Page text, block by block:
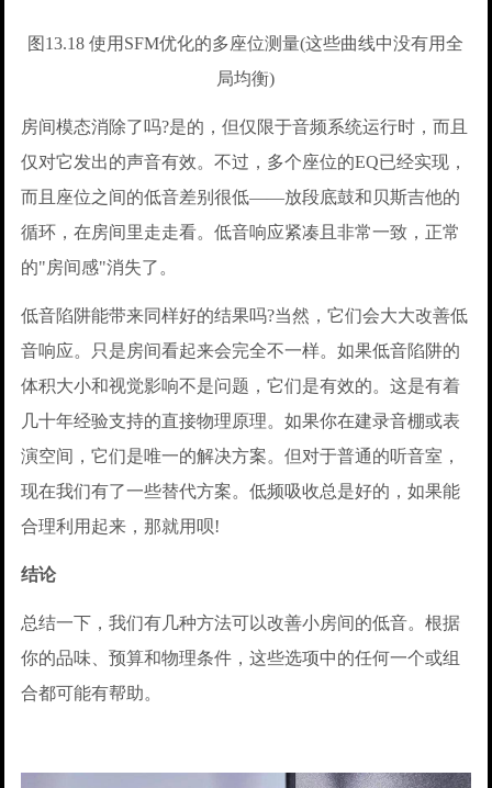
图13.18 使用SFM优化的多座位测量(这些曲线中没有用全
局均衡)
房间模态消除了吗?是的，但仅限于音频系统运行时，而且
仅对它发出的声音有效。不过，多个座位的EQ已经实现，
而且座位之间的低音差别很低——放段底鼓和贝斯吉他的
循环，在房间里走走看。低音响应紧凑且非常一致，正常
的"房间感"消失了。
低音陷阱能带来同样好的结果吗?当然，它们会大大改善低
音响应。只是房间看起来会完全不一样。如果低音陷阱的
体积大小和视觉影响不是问题，它们是有效的。这是有着
几十年经验支持的直接物理原理。如果你在建录音棚或表
演空间，它们是唯一的解决方案。但对于普通的听音室，
现在我们有了一些替代方案。低频吸收总是好的，如果能
合理利用起来，那就用呗!
结论
总结一下，我们有几种方法可以改善小房间的低音。根据
你的品味、预算和物理条件，这些选项中的任何一个或组
合都可能有帮助。